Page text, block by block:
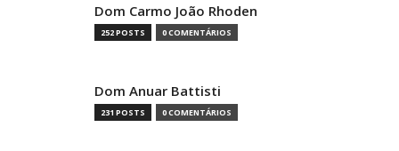
Dom Carmo João Rhoden
252 POSTS 0 COMENTÁRIOS
Dom Anuar Battisti
231 POSTS 0 COMENTÁRIOS